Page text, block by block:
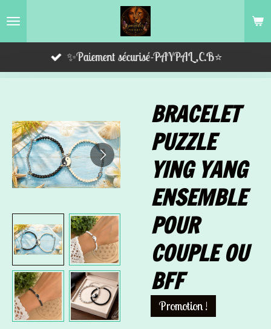
Passer
✨Paiement sécurisé-PAYPAL,C.B⭐️
BRACELET
PUZZLE
YING YANG
ENSEMBLE
POUR
COUPLE OU
BFF
Promotion !